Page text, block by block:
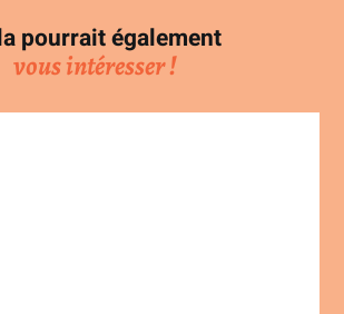
pourrait également
vous intéresser !